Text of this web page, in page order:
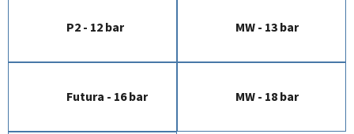
P2 - 12 bar MW - 13 bar
Futura - 16 bar MW - 18 bar